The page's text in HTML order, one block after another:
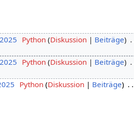
Python Diskussion Beiträge
Python Diskussion Beiträge
Python Diskussion Beiträge